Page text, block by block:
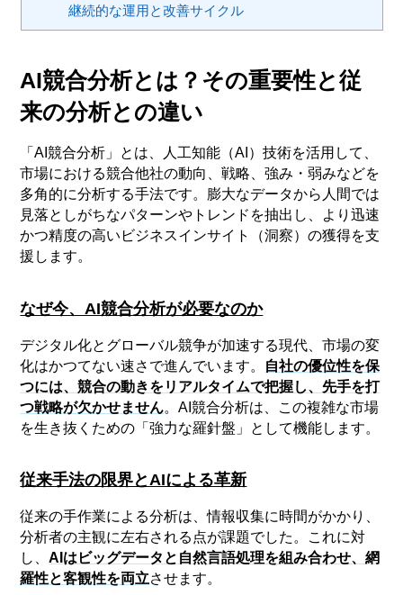
継続的な運用と改善サイクル
AI競合分析とは？その重要性と従
来の分析との違い
「AI競合分析」とは、人工知能（AI）技術を活用して、
市場における競合他社の動向、戦略、強み・弱みなどを
多角的に分析する手法です。膨大なデータから人間では
見落としがちなパターンやトレンドを抽出し、より迅速
かつ精度の高いビジネスインサイト（洞察）の獲得を支
援します。
なぜ今、AI競合分析が必要なのか
デジタル化とグローバル競争が加速する現代、市場の変
化はかつてない速さで進んでいます。 自社の優位性を保
つには、競合の動きをリアルタイムで把握し、先手を打
つ戦略が欠かせません。AI競合分析は、この複雑な市場
を生き抜くための「強力な羅針盤」として機能します。
従来手法の限界とAIによる革新
従来の手作業による分析は、情報収集に時間がかかり、
分析者の主観に左右される点が課題でした。これに対
し、AIはビッグデータと自然言語処理を組み合わせ、網
羅性と客観性を両立させます。